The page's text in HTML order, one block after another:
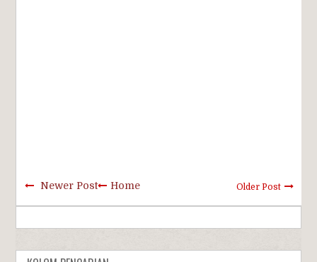
Newer Post Older Post
Home